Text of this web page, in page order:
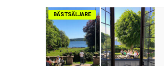
BÄSTSÄLJARE